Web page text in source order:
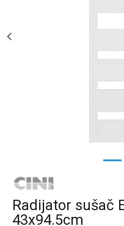
1
Radijator sušač
43x94.5cm